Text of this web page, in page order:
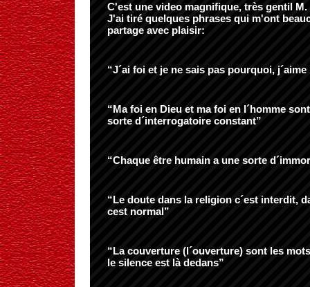
C'est une video magnifique, très gentil
J'ai tiré quelques phrases qui m'ont
partage avec plaisir:
“J´ai foi et je ne sais pas pourquoi,
“Ma foi en Dieu et ma foi en l´homme
sorte d´interrogatoire constant”
“Chaque être humain a une sorte
“Le doute dans la religion c´est interdit,
cest normal”
“La couverture (l´ouverture) sont les
le silence est là dedans”